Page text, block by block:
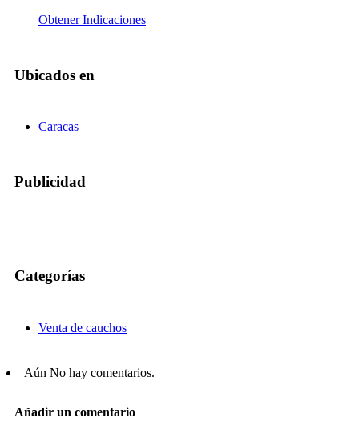
Obtener Indicaciones
Ubicados en
Caracas
Publicidad
Categorías
Venta de cauchos
Aún No hay comentarios.
Añadir un comentario